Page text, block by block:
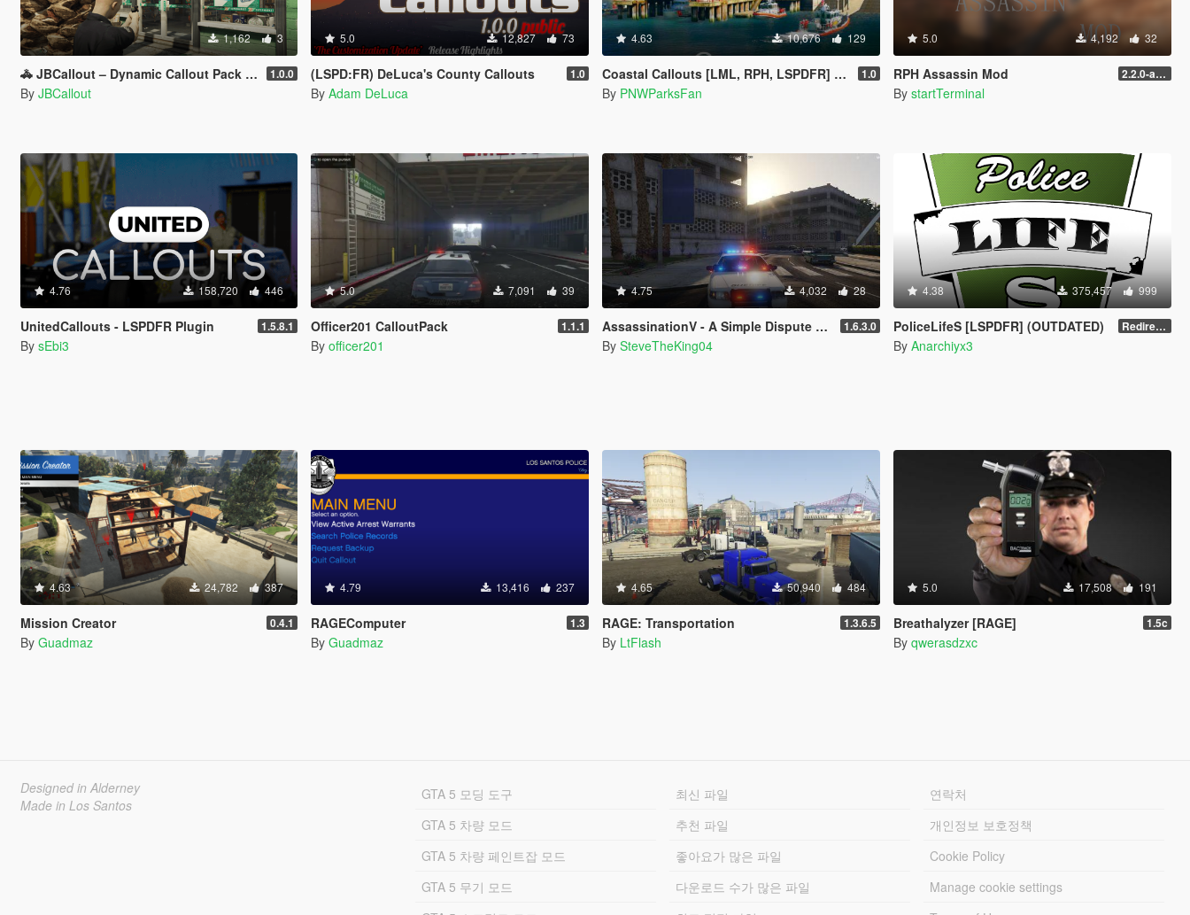
1,162 3
🚓 JBCallout – Dynamic Callout Pack for LSPDFR 1.0.0
By JBCallout
5.0 12,827 73
(LSPD:FR) DeLuca's County Callouts 1.0
By Adam DeLuca
4.63 10,676 129
Coastal Callouts [LML, RPH, LSPDFR] - DLC with coast guard boats, helicopters, planes, and maps + script with helicopter hoist, boat towing, missions, and more 1.0
By PNWParksFan
5.0 4,192 32
RPH Assassin Mod 2.2.0-alpha
By startTerminal
4.76 158,720 446
UnitedCallouts - LSPDFR Plugin 1.5.8.1
By sEbi3
5.0 7,091 39
Officer201 CalloutPack 1.1.1
By officer201
4.75 4,032 28
AssassinationV - A Simple Dispute [RAGE] 1.6.3.0
By SteveTheKing04
4.38 375,457 999
PoliceLifeS [LSPDFR] (OUTDATED) Redirect to new upload
By Anarchiyx3
4.63 24,782 387
Mission Creator 0.4.1
By Guadmaz
4.79 13,416 237
RAGEComputer 1.3
By Guadmaz
4.65 50,940 484
RAGE: Transportation 1.3.6.5
By LtFlash
5.0 17,508 191
Breathalyzer [RAGE] 1.5c
By qwerasdzxc
Designed in Alderney
Made in Los Santos
GTA 5 모딩 도구
GTA 5 차량 모드
GTA 5 차량 페인트잡 모드
GTA 5 무기 모드
최신 파일
추천 파일
좋아요가 많은 파일
다운로드 수가 많은 파일
연락처
개인정보 보호정책
Cookie Policy
Manage cookie settings